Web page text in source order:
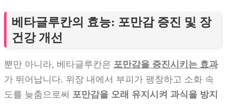
베타글루칸의 효능: 포만감 증진 및 장
건강 개선
뿐만 아니라, 베타글루칸은 포만감을 증진시키는 효과
가 뛰어납니다. 위장 내에서 부피가 팽창하고 소화 속
도를 늦춤으로써 포만감을 오래 유지시켜 과식을 방지